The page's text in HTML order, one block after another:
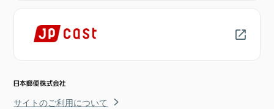
サイトのご利用について